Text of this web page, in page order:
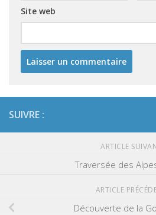
Site web
SUIVRE :
ARTICLE
Traversée des
ARTICLE
Découverte de la